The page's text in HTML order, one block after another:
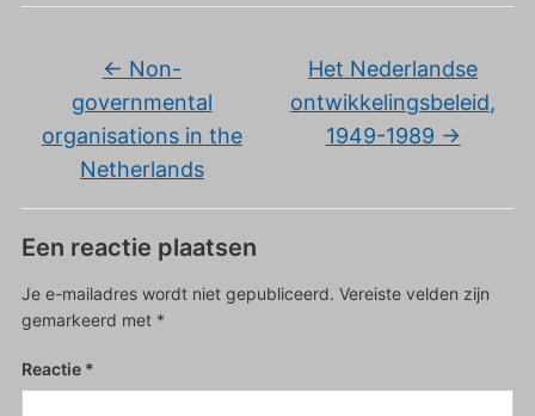
← Non-
governmental
organisations in the
Netherlands
Het Nederlandse
ontwikkelingsbeleid,
1949-1989 →
Een reactie plaatsen
Je e-mailadres wordt niet gepubliceerd. Vereiste velden zijn
gemarkeerd met *
Reactie *